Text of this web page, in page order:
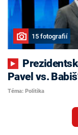
15 fotografií
Pavel vs.
Téma: Politika